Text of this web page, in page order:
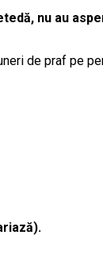
nu au
de praf pe